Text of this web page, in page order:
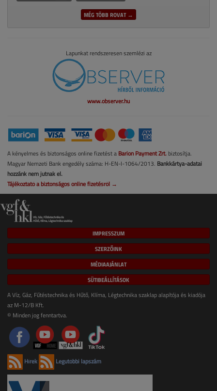
MÉG TÖBB ROVAT →
Lapunkat rendszeresen szemlézi az
www.observer.hu
A kényelmes és biztonságos online fizetést a Barion Payment Zrt. biztosítja.
Magyar Nemzeti Bank engedély száma: H-EN-I-1064/2013. Bankkártya-adatai
hozzánk nem jutnak el.
Tájékoztató a biztonságos online fizetésről →
IMPRESSZUM
SZERZŐINK
MÉDIAAJÁNLAT
SÜTIBEÁLLÍTÁSOK
A Víz, Gáz, Fűtéstechnika és Hűtő, Klíma, Légtechnika szaklap alapítója és kiadója
az M-12/B Kft.
© Minden jog fenntartva.
Hírek Legutóbbi lapszám